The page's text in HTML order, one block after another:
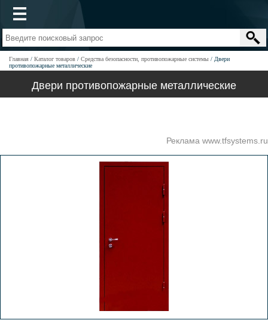
Главная Каталог товаров Средства безопасности, противопожарные системы
Двери
противопожарные металлические
Двери противопожарные металлические
Реклама www.tfsystems.ru